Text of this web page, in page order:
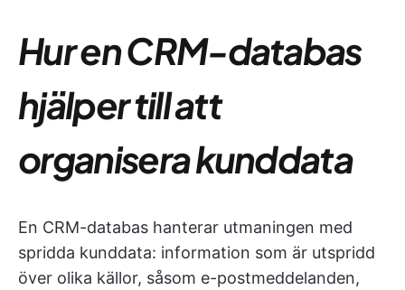
Hur en CRM-databas
hjälper till att
organisera kunddata
En CRM-databas hanterar utmaningen med
spridda kunddata: information som är utspridd
över olika källor, såsom e-postmeddelanden,